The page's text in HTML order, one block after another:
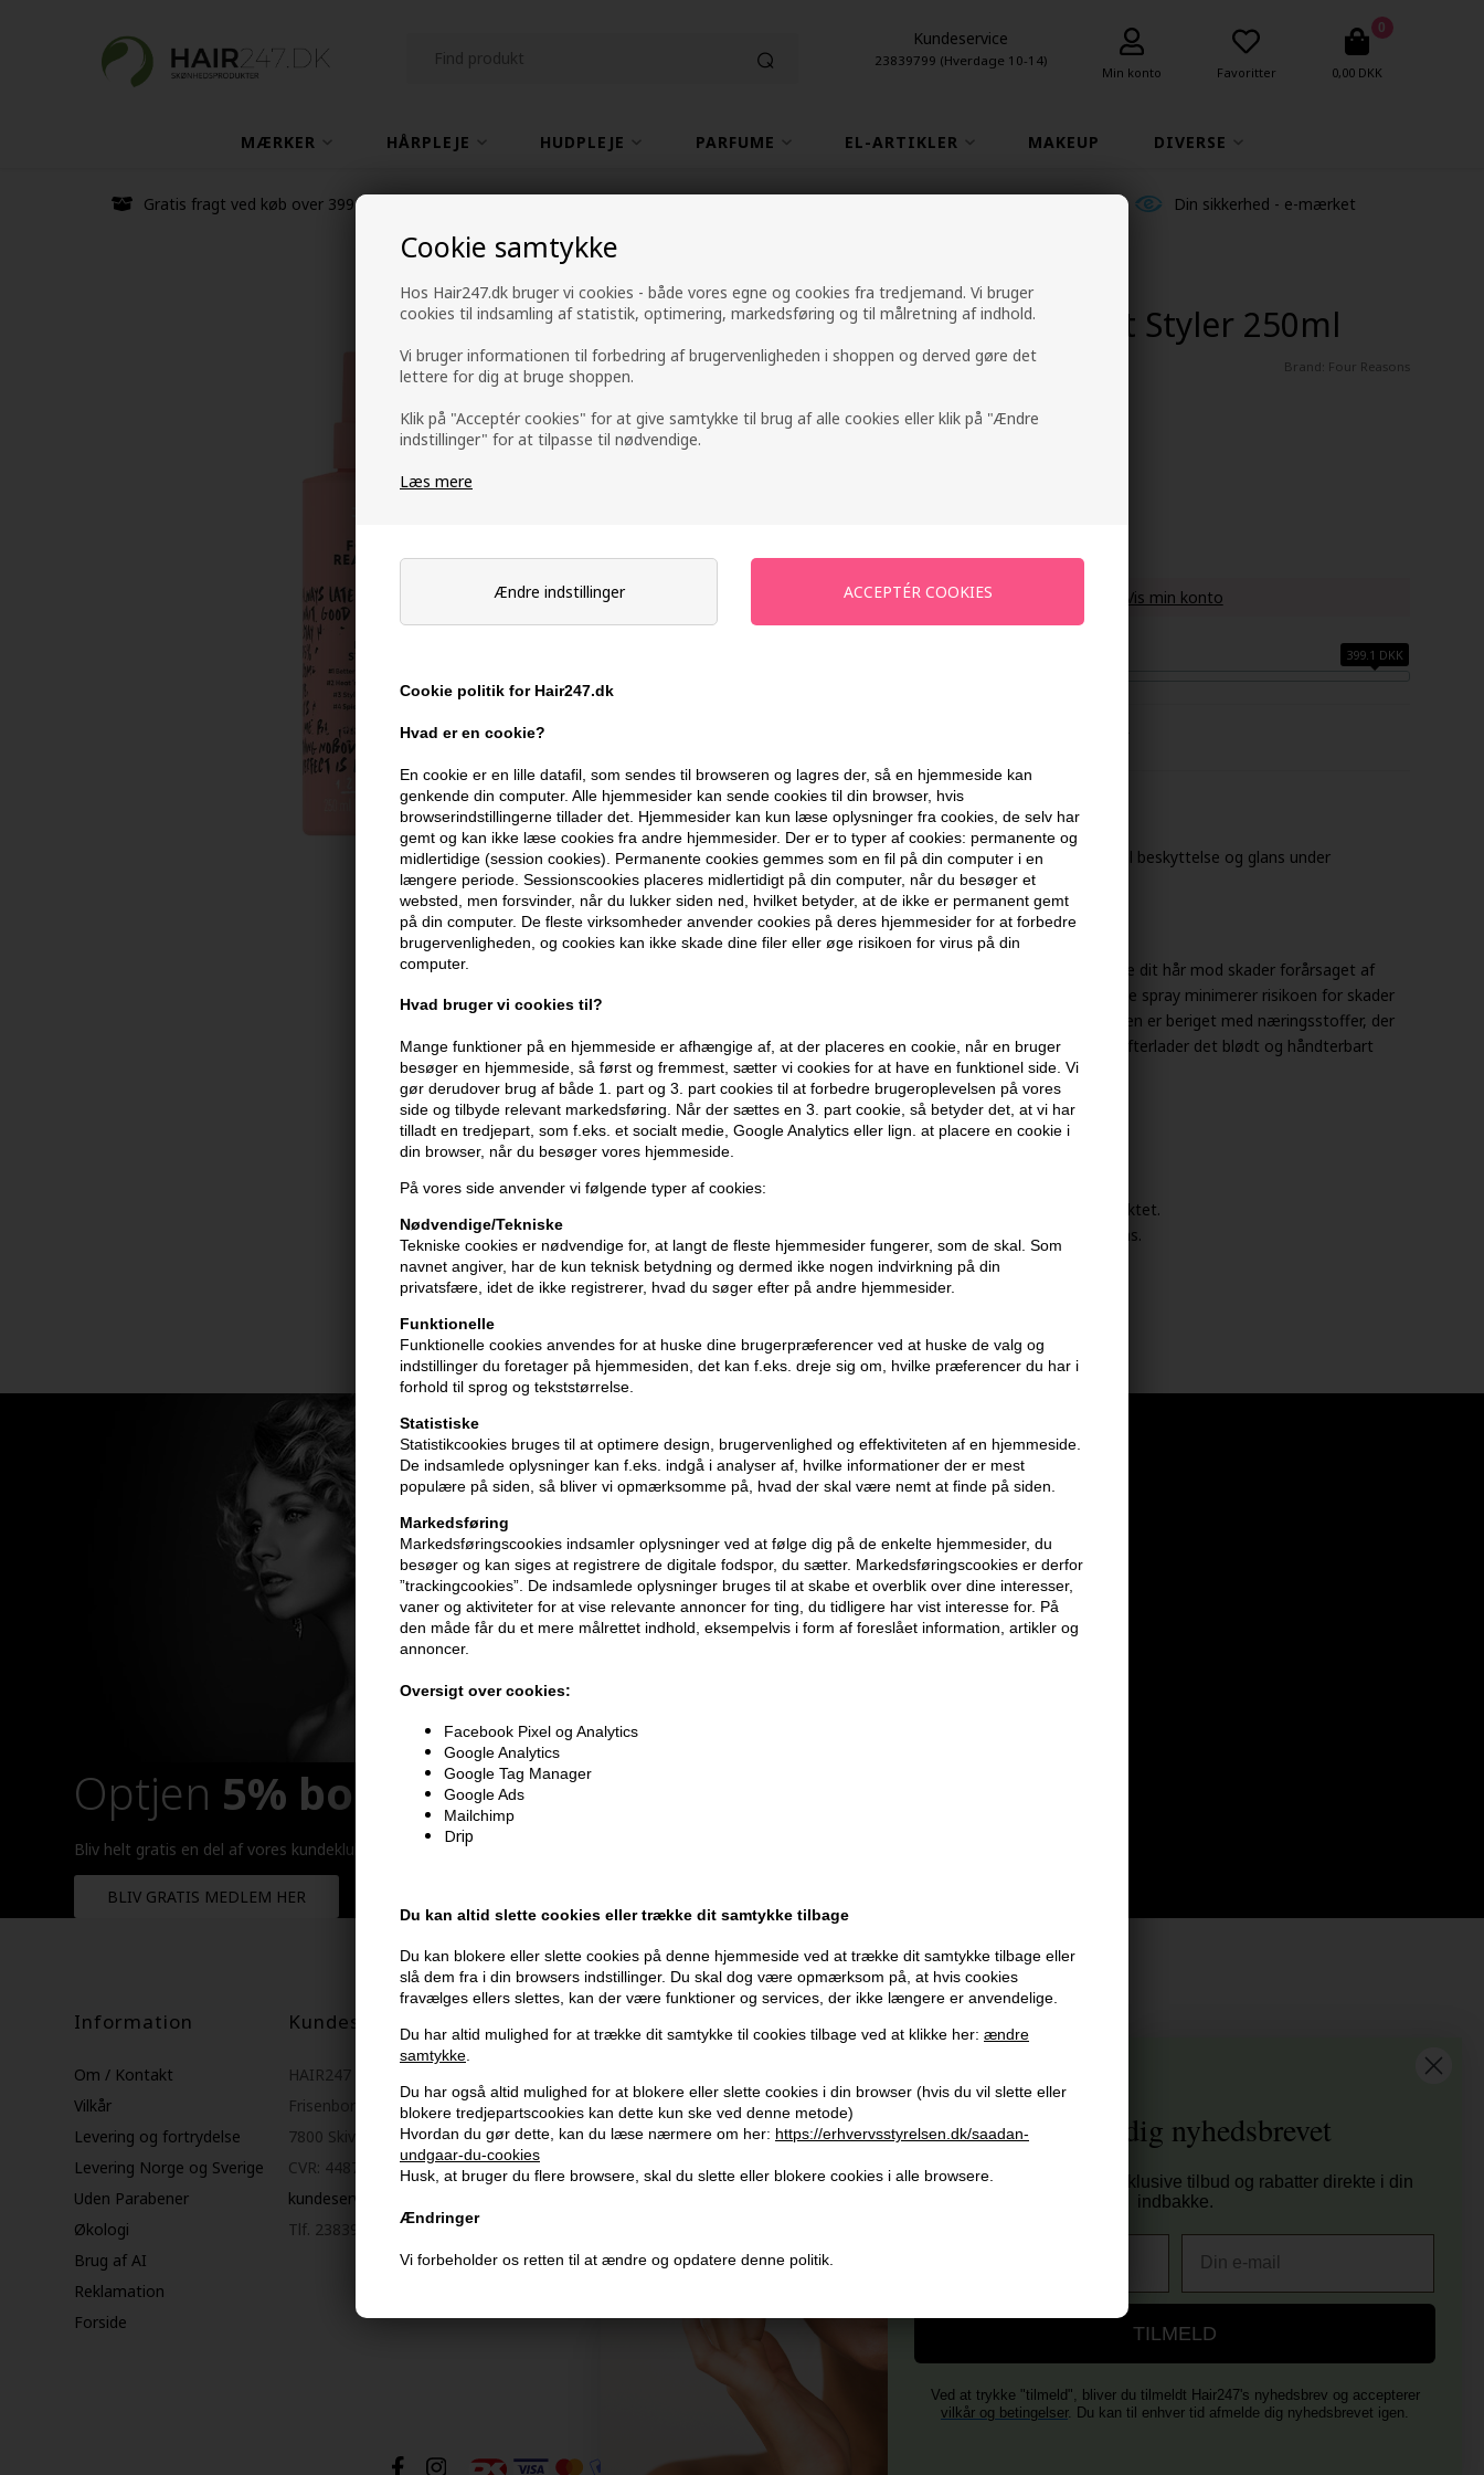
Cookie samtykke
Hos Hair247.dk bruger vi cookies - både vores egne og cookies fra tredjemand. Vi bruger
cookies til indsamling af statistik, optimering, markedsføring og til målretning af indhold.
Vi bruger informationen til forbedring af brugervenligheden i shoppen og derved gøre det
lettere for dig at bruge shoppen.
Klik på "Acceptér cookies" for at give samtykke til brug af alle cookies eller klik på "Ændre
indstillinger" for at tilpasse til nødvendige.
Læs mere
Ændre indstillinger
Cookie politik for Hair247.dk
Hvad er en cookie?
En cookie er en lille datafil, som sendes til browseren og lagres der, så en hjemmeside kan
genkende din computer. Alle hjemmesider kan sende cookies til din browser, hvis
browserindstillingerne tillader det. Hjemmesider kan kun læse oplysninger fra cookies, de selv har
gemt og kan ikke læse cookies fra andre hjemmesider. Der er to typer af cookies: permanente og
midlertidige (session cookies). Permanente cookies gemmes som en fil på din computer i en
længere periode. Sessionscookies placeres midlertidigt på din computer, når du besøger et
websted, men forsvinder, når du lukker siden ned, hvilket betyder, at de ikke er permanent gemt
på din computer. De fleste virksomheder anvender cookies på deres hjemmesider for at forbedre
brugervenligheden, og cookies kan ikke skade dine filer eller øge risikoen for virus på din
computer.
Hvad bruger vi cookies til?
Mange funktioner på en hjemmeside er afhængige af, at der placeres en cookie, når en bruger
besøger en hjemmeside, så først og fremmest, sætter vi cookies for at have en funktionel side. Vi
gør derudover brug af både 1. part og 3. part cookies til at forbedre brugeroplevelsen på vores
side og tilbyde relevant markedsføring. Når der sættes en 3. part cookie, så betyder det, at vi har
tilladt en tredjepart, som f.eks. et socialt medie, Google Analytics eller lign. at placere en cookie i
din browser, når du besøger vores hjemmeside.
På vores side anvender vi følgende typer af cookies:
Nødvendige/Tekniske
Tekniske cookies er nødvendige for, at langt de fleste hjemmesider fungerer, som de skal. Som
navnet angiver, har de kun teknisk betydning og dermed ikke nogen indvirkning på din
privatsfære, idet de ikke registrerer, hvad du søger efter på andre hjemmesider.
Funktionelle
Funktionelle cookies anvendes for at huske dine brugerpræferencer ved at huske de valg og
indstillinger du foretager på hjemmesiden, det kan f.eks. dreje sig om, hvilke præferencer du har i
forhold til sprog og tekststørrelse.
Statistiske
Statistikcookies bruges til at optimere design, brugervenlighed og effektiviteten af en hjemmeside.
De indsamlede oplysninger kan f.eks. indgå i analyser af, hvilke informationer der er mest
populære på siden, så bliver vi opmærksomme på, hvad der skal være nemt at finde på siden.
Markedsføring
Markedsføringscookies indsamler oplysninger ved at følge dig på de enkelte hjemmesider, du
besøger og kan siges at registrere de digitale fodspor, du sætter. Markedsføringscookies er derfor
”trackingcookies”. De indsamlede oplysninger bruges til at skabe et overblik over dine interesser,
vaner og aktiviteter for at vise relevante annoncer for ting, du tidligere har vist interesse for. På
den måde får du et mere målrettet indhold, eksempelvis i form af foreslået information, artikler og
annoncer.
Oversigt over cookies:
Facebook Pixel og Analytics
Google Analytics
Google Tag Manager
Google Ads
Mailchimp
Drip
Du kan altid slette cookies eller trække dit samtykke tilbage
Du kan blokere eller slette cookies på denne hjemmeside ved at trække dit samtykke tilbage eller
slå dem fra i din browsers indstillinger. Du skal dog være opmærksom på, at hvis cookies
fravælges ellers slettes, kan der være funktioner og services, der ikke længere er anvendelige.
Du har altid mulighed for at trække dit samtykke til cookies tilbage ved at klikke her: ændre
samtykke.
Du har også altid mulighed for at blokere eller slette cookies i din browser (hvis du vil slette eller
blokere tredjepartscookies kan dette kun ske ved denne metode)
Hvordan du gør dette, kan du læse nærmere om her: https://erhvervsstyrelsen.dk/saadan-
undgaar-du-cookies
Husk, at bruger du flere browsere, skal du slette eller blokere cookies i alle browsere.
Ændringer
Vi forbeholder os retten til at ændre og opdatere denne politik.
Kundeservice
23839799 (Hverdage 10-14)
Min konto Favoritter
0
0,00 DKK
MÆRKER HÅRPLEJE HUDPLEJE PARFUME EL-ARTIKLER MAKEUP DIVERSE
Gratis fragt ved køb over 399 kr Din sikkerhed - e-mærket
Four Reasons Original Heat Styler 250ml
Mærker»Four Reasons Brand: Four Reasons
125,00DKK
til dit næste køb når du køber denne vare - Vis min konto
399.1 DKK
Four Reasons Original Heat Styler 250ml
En varmebeskyttende styling spray, der giver dit hår optimal beskyttelse og glans under
varmestyling. Perfekt til alle hårtyper.
Egenskaber
Four Reasons Original Heat Styler er designet til at beskytte dit hår mod skader forårsaget af
varme fra stylingværktøjer som fladjern og krøllejern. Denne spray minimerer risikoen for skader
og brud, samtidig med at den tilfører en smuk glans. Formlen er beriget med næringsstoffer, der
styrker håret og forbedrer dets naturlige sundhed, hvilket efterlader det blødt og håndterbart
efter hver anvendelse.
Anvendelse
- Ryst flasken godt før brug.
- Spray jævnt over tørt eller fugtigt hår før varmestyling.
- Brug stylingværktøjer som ønsket efter påføring af produktet.
- Afslut med din foretrukne hårspray for ekstra hold og glans.
Størrelse: 250ml.
Four Reasons shampoo mm
Optjen 5% bonuskronerpå hele din ordre
Bliv helt gratis en del af vores kundeklub og optjen rabatter når du handler
BLIV GRATIS MEDLEM HER
Information
Om / Kontakt
Vilkår
Levering og fortrydelse
Levering Norge og Sverige
Uden Parabener
Økologi
Brug af AI
Reklamation
Forside
Kundeservice
HAIR247
Frisenborgvej 6A
7800 Skive
CVR: 44874253
kundeservice@hair247.dk
Tlf. 23839799 (hverdage 9-14)
Navn
E-mail
356 dages returret
Vi er E-mærket - Din sikkerhed
Tilmeld dig nyhedsbrevet
Og modtag nyheder, eksklusive tilbud og rabatter direkte i din
indbakke.
TILMELD
Ved at trykke "tilmeld", bliver du tilmeldt Hair247's nyhedsbrev og accepterer
vilkår og betingelser. Du kan til enhver tid afmelde dig nyhedsbrevet igen.